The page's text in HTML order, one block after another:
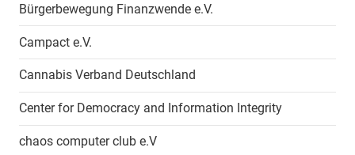
Bürgerbewegung Finanzwende e.V.
Campact e.V.
Cannabis Verband Deutschland
Center for Democracy and Information Integrity
chaos computer club e.V